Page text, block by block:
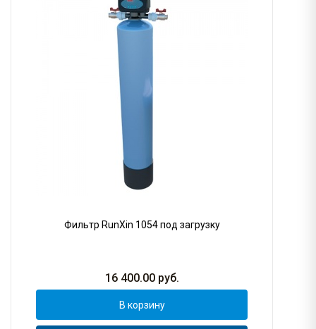
Фильтр RunXin 1054 под загрузку
16 400.00руб.
В корзину